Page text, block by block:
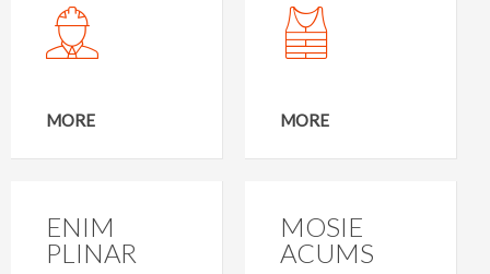
MORE MORE
ENIM
PLINAR
MOSIE
ACUMS